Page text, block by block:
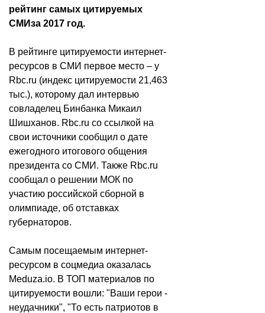
рейтинг самых цитируемых
СМИза 2017 год.
В рейтинге цитируемости интернет-
ресурсов в СМИ первое место – у
Rbc.ru (индекс цитируемости 21,463
тыс.), которому дал интервью
совладелец Бинбанка Микаил
Шишханов. Rbc.ru со ссылкой на
свои источники сообщил о дате
ежегодного итогового общения
президента со СМИ. Также Rbc.ru
сообщал о решении МОК по
участию российской сборной в
олимпиаде, об отставках
губернаторов.
Самым посещаемым интернет-
ресурсом в соцмедиа оказалась
Meduza.io. В ТОП материалов по
цитируемости вошли: "Ваши герои -
неудачники", "То есть патриотов в